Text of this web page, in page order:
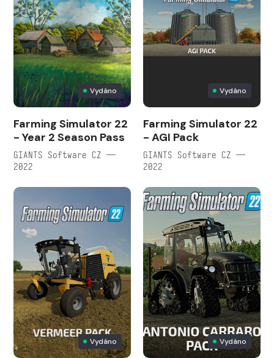
Vydáno
Farming Simulator 22
- Year 2 Season Pass
GIANTS Software CZ —
2022
Vydáno
Farming Simulator 22
- AGI Pack
GIANTS Software CZ —
2022
Vydáno Vydáno